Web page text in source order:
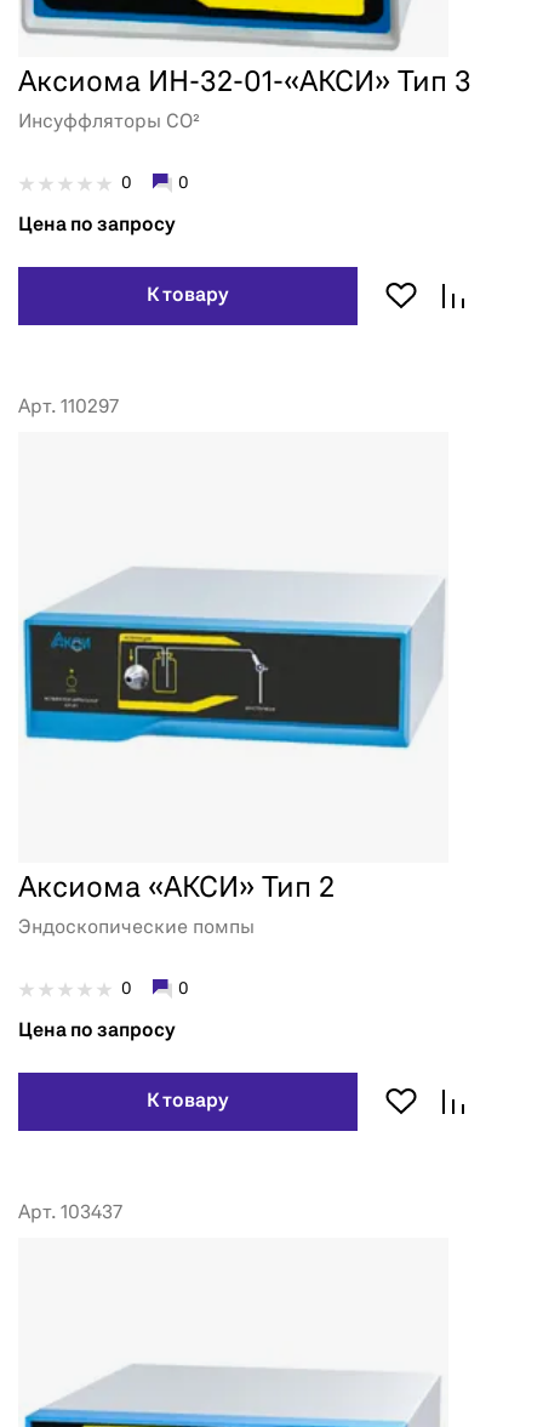
Аксиома ИН-32-01-«АКСИ» Тип 3
Инсуффляторы CO²
0 0
Цена по запросу
К товару
Арт. 110297
Аксиома «АКСИ» Тип 2
Эндоскопические помпы
0 0
Цена по запросу
К товару
Арт. 103437